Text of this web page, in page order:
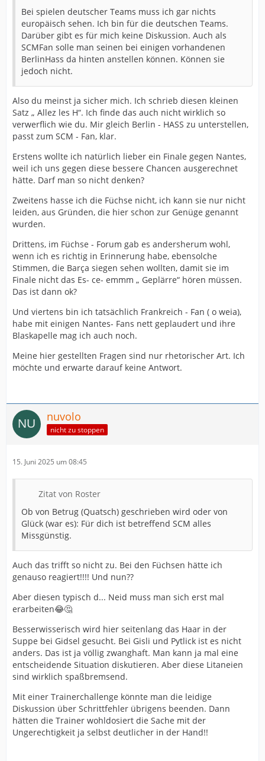
Bei spielen deutscher Teams muss ich gar nichts
europäisch sehen. Ich bin für die deutschen Teams.
Darüber gibt es für mich keine Diskussion. Auch als
SCMFan solle man seinen bei einigen vorhandenen
BerlinHass da hinten anstellen können. Können sie
jedoch nicht.
Also du meinst ja sicher mich. Ich schrieb diesen kleinen
Satz „ Allez les H“. Ich finde das auch nicht wirklich so
verwerflich wie du. Mir gleich Berlin - HASS zu unterstellen,
passt zum SCM - Fan, klar.
Erstens wollte ich natürlich lieber ein Finale gegen Nantes,
weil ich uns gegen diese bessere Chancen ausgerechnet
hätte. Darf man so nicht denken?
Zweitens hasse ich die Füchse nicht, ich kann sie nur nicht
leiden, aus Gründen, die hier schon zur Genüge genannt
wurden.
Drittens, im Füchse - Forum gab es andersherum wohl,
wenn ich es richtig in Erinnerung habe, ebensolche
Stimmen, die Barça siegen sehen wollten, damit sie im
Finale nicht das Es- ce- emmm „ Geplärre“ hören müssen.
Das ist dann ok?
Und viertens bin ich tatsächlich Frankreich - Fan ( o weia),
habe mit einigen Nantes- Fans nett geplaudert und ihre
Blaskapelle mag ich auch noch.
Meine hier gestellten Fragen sind nur rhetorischer Art. Ich
möchte und erwarte darauf keine Antwort.
nuvolo
nicht zu stoppen
15. Juni 2025 um 08:45
Zitat von Roster
Ob von Betrug (Quatsch) geschrieben wird oder von
Glück (war es): Für dich ist betreffend SCM alles
Missgünstig.
Auch das trifft so nicht zu. Bei den Füchsen hätte ich
genauso reagiert!!!! Und nun??
Aber diesen typisch d... Neid muss man sich erst mal
erarbeiten😂🤔
Besserwisserisch wird hier seitenlang das Haar in der
Suppe bei Gidsel gesucht. Bei Gisli und Pytlick ist es nicht
anders. Das ist ja völlig zwanghaft. Man kann ja mal eine
entscheidende Situation diskutieren. Aber diese Litaneien
sind wirklich spaßbremsend.
Mit einer Trainerchallenge könnte man die leidige
Diskussion über Schrittfehler übrigens beenden. Dann
hätten die Trainer wohldosiert die Sache mit der
Ungerechtigkeit ja selbst deutlicher in der Hand!!